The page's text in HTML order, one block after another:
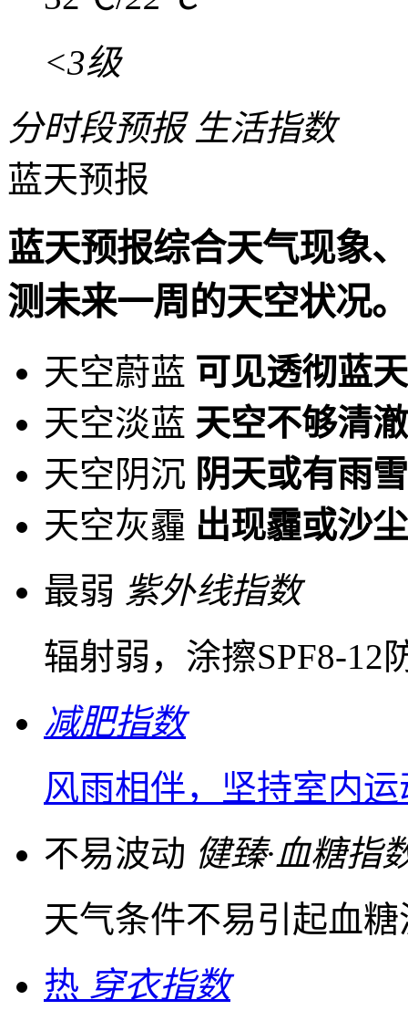
<3级
分时段预报 生活指数
蓝天预报
蓝天预报综合天气现象
测未来一周的天空状况。
天空蔚蓝 可见透彻蓝
天空淡蓝 天空不够清
天空阴沉 阴天或有雨
天空灰霾 出现霾或沙
最弱 紫外线指数
辐射弱，涂擦SPF8-12
减肥指数
风雨相伴，坚持室内
不易波动 健臻·血糖指
天气条件不易引起血
热 穿衣指数